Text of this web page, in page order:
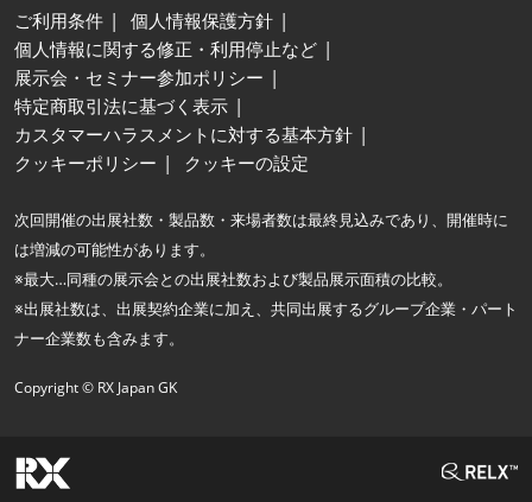
ご利用条件
個人情報保護方針
個人情報に関する修正・利用停止など
展示会・セミナー参加ポリシー
特定商取引法に基づく表示
カスタマーハラスメントに対する基本方針
クッキーポリシー
クッキーの設定
次回開催の出展社数・製品数・来場者数は最終見込みであり、開催時に
は増減の可能性があります。
※最大…同種の展示会との出展社数および製品展示面積の比較。
※出展社数は、出展契約企業に加え、共同出展するグループ企業・パート
ナー企業数も含みます。
Copyright © RX Japan GK